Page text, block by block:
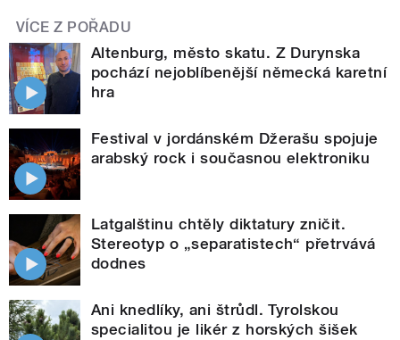
VÍCE Z POŘADU
Altenburg, město skatu. Z Durynska
pochází nejoblíbenější německá karetní
hra
Festival v jordánském Džerašu spojuje
arabský rock i současnou elektroniku
Latgalštinu chtěly diktatury zničit.
Stereotyp o „separatistech“ přetrvává
dodnes
Ani knedlíky, ani štrůdl. Tyrolskou
specialitou je likér z horských šišek